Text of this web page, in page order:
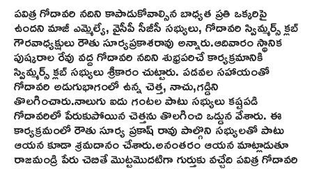
పవిత్ర గోదావరి నదిని కాపాడుకోవాల్సిన బాధ్యత ప్రతి ఒక్కరిపై
ఉందని మాజీ ఎమ్మెల్యే, వైసీపీ సీజీసీ సభ్యులు, గోదావరి స్విమ్మర్స్ క్లబ్
గౌరవాధ్యక్షులు రౌతు సూర్యప్రకాశరావు అన్నారు.ఆదివారం స్థానిక
పుష్కరాల రేవు వద్ద గోదావరి నదిని శుభ్రపరిచే కార్యక్రమానికి
స్విమ్మర్స్ క్లబ్ సభ్యులు శ్రీకారం చుట్టారు. పడవల సహాయంతో
గోదావరి అడుగుభాగంలో ఉన్న చెత్త, నాచు,గడ్డిని
తొలగించారు.నాలుగు ఐదు గంటల పాటు సభ్యులు కష్టపడి
గోదావరిలో పేరుకుపోయిన చెత్తను తొలగించి ఒడ్డున వేశారు. ఈ
కార్యక్రమంలో రౌతు సూర్య ప్రకాష్ రావు పాల్గొని సభ్యులతో పాటు
ఆయన కూడా శ్రమదానం చేశారు.అనంతరం ఆయన మాట్లాడుతూ
రాజమండ్రి పేరు చెబితే మొట్టమొదటిగా గుర్తుకు వచ్చేది పవిత్ర గోదావరి